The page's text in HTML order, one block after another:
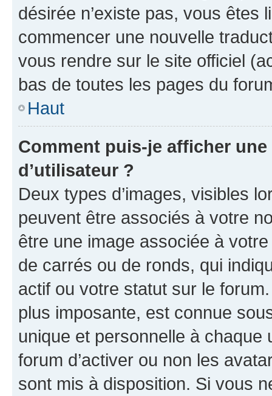
désirée n’existe pas, vous êtes
commencer une nouvelle
vous rendre sur le site officiel
bas de toutes les pages du
Haut
Comment puis-je afficher
d’utilisateur ?
Deux types d’images, visibles
peuvent être associés à votre
être une image associée à
de carrés ou de ronds, qui
actif ou votre statut sur le
plus imposante, est connue
unique et personnelle à chaque
forum d’activer ou non les
sont mis à disposition. Si vous